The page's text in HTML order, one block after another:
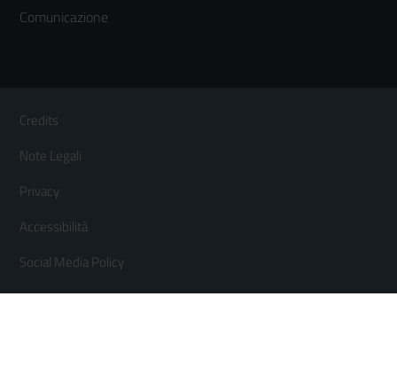
Comunicazione
Footer
Menù
orizzontale
Credits
Note Legali
Privacy
Accessibilità
Social Media Policy